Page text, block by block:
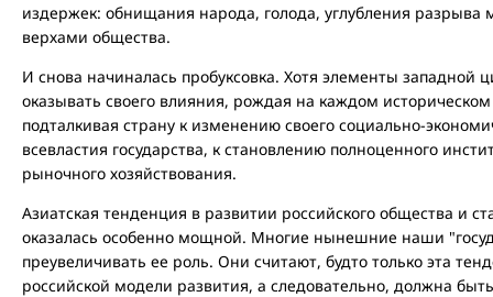
издержек: обнищания народа, голода, углубления
верхами общества.
И снова начиналась пробуксовка. Хотя элементы западной
оказывать своего влияния, рождая на каждом
подталкивая страну к изменению своего социально-
всевластия государства, к становлению полноценного
рыночного хозяйствования.
Азиатская тенденция в развитии российского общества и
оказалась особенно мощной. Многие нынешние наши
преувеличивать ее роль. Они считают, будто только эта
российской модели развития, а следовательно, должна